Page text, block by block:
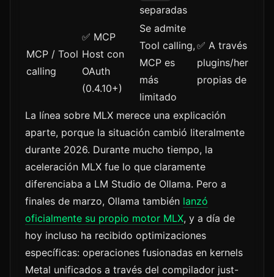
separadas
MCP / Tool
calling
✅ MCP
Host con
OAuth
(0.4.10+)
Se admite
Tool calling,
MCP es
más
limitado
✅ A través de
plugins/
propias de
La línea sobre MLX merece una explicación
aparte, porque la situación cambió literalmente
durante 2026. Durante mucho tiempo, la
aceleración MLX fue lo que claramente
diferenciaba a LM Studio de Ollama. Pero a
finales de marzo, Ollama también lanzó
oficialmente su propio motor MLX, y a día de
hoy incluso ha recibido optimizaciones
específicas: operaciones fusionadas en kernels
Metal unificados a través del compilador just-